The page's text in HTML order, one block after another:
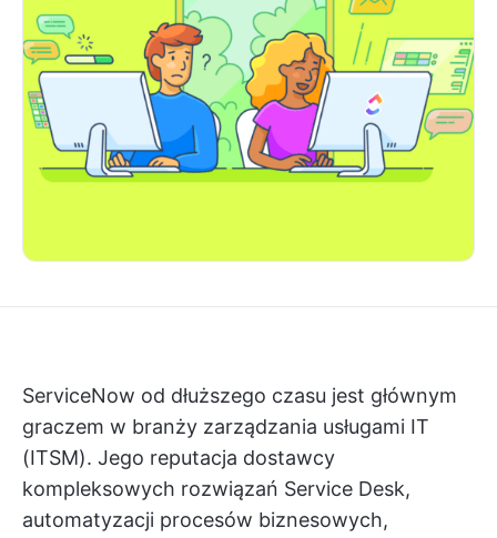
ServiceNow od dłuższego czasu jest głównym
graczem w branży zarządzania usługami IT
(ITSM). Jego reputacja dostawcy
kompleksowych rozwiązań Service Desk,
automatyzacji procesów biznesowych,